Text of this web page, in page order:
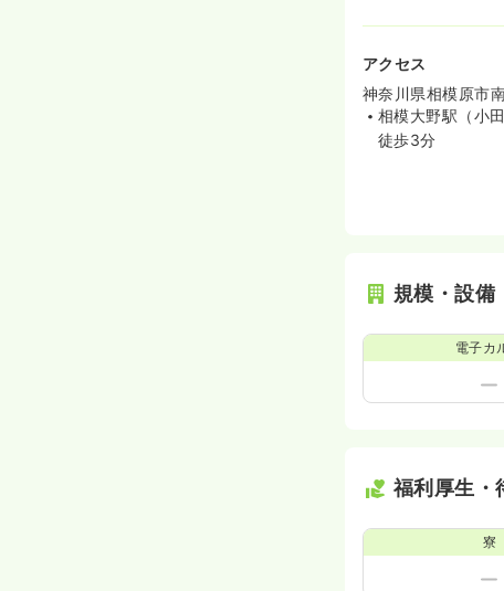
アクセス
神奈川県相模原市
相模大野駅（小
徒歩3分
規模・設備
電子カ
福利厚生・
寮